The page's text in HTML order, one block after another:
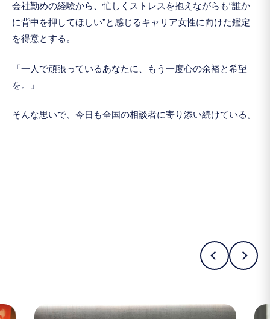
会社勤めの経験から、忙しくストレスを抱えながらも“誰か
に背中を押してほしい”と感じるキャリア女性に向けた鑑定
を得意とする。
「一人で頑張っているあなたに、もう一度心の余裕と希望
を。」
そんな思いで、今日も全国の相談者に寄り添い続けている。